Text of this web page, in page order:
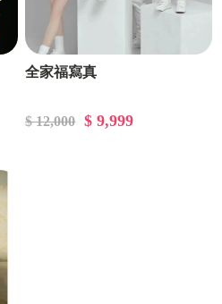
全家福寫真
$ 12,000 $ 9,999